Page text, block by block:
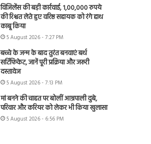
विजिलेंस की बड़ी कार्रवाई, 1,00,000 रुपये
की रिश्वत लेते हुए वरिष्ठ सहायक को रंगे हाथ
काबू किया
5 August 2026 - 7:27 PM
बच्चे के जन्म के बाद तुरंत बनवाएं बर्थ
सर्टिफिकेट, जानें पूरी प्रक्रिया और जरूरी
दस्तावेज
5 August 2026 - 7:13 PM
मां बनने की चाहत पर बोलीं आम्रपाली दुबे,
परिवार और करियर को लेकर भी किया खुलासा
5 August 2026 - 6:56 PM